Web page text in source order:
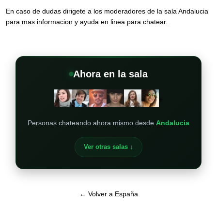
En caso de dudas dirigete a los moderadores de la sala Andalucia
para mas informacion y ayuda en linea para chatear.
Ahora en la sala
Personas chateando ahora mismo desde Andalucia
Ver otras salas ↓
← Volver a España